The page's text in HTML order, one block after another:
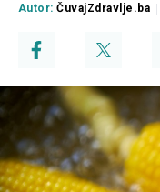
Autor:ČuvajZdravlje.ba